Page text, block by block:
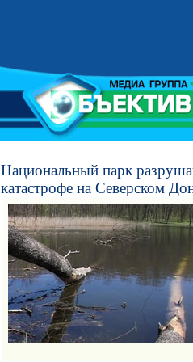
Национальный парк
катастрофе на Северском